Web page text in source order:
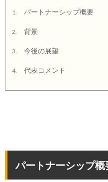
1. パートナーシップ概要
2. 背景
3. 今後の展望
4. 代表コメント
パートナーシップ概